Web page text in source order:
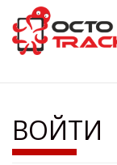
Перейти
основному
содержанию
ВОЙТИ